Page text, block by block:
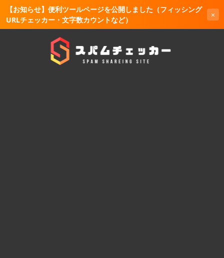
【お知らせ】便利ツールページを公開しました（フィッシング
URLチェッカー・文字数カウントなど）
×